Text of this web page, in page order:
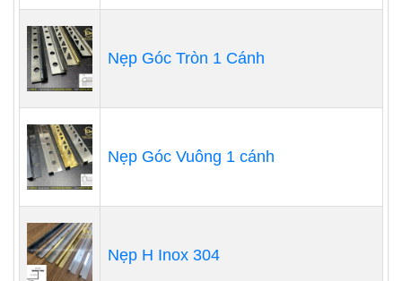
Nẹp Góc Tròn 1 Cánh
Nẹp Góc Vuông 1 cánh
Nẹp H Inox 304